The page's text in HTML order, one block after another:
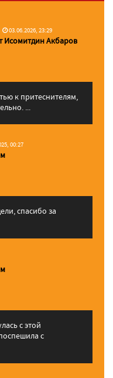
03.06.2026, 23:29
Исомитдин Акбаров
к притеснителям,
...
00:27
спасибо за
с этой
с